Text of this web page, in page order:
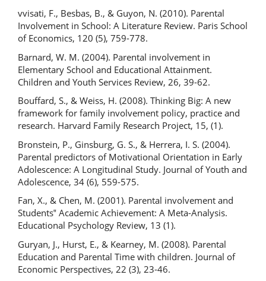
vvisati, F., Besbas, B., & Guyon, N. (2010). Parental
Involvement in School: A Literature Review. Paris School
of Economics, 120 (5), 759-778.
Barnard, W. M. (2004). Parental involvement in
Elementary School and Educational Attainment.
Children and Youth Services Review, 26, 39-62.
Bouffard, S., & Weiss, H. (2008). Thinking Big: A new
framework for family involvement policy, practice and
research. Harvard Family Research Project, 15, (1).
Bronstein, P., Ginsburg, G. S., & Herrera, I. S. (2004).
Parental predictors of Motivational Orientation in Early
Adolescence: A Longitudinal Study. Journal of Youth and
Adolescence, 34 (6), 559-575.
Fan, X., & Chen, M. (2001). Parental involvement and
Students‟ Academic Achievement: A Meta-Analysis.
Educational Psychology Review, 13 (1).
Guryan, J., Hurst, E., & Kearney, M. (2008). Parental
Education and Parental Time with children. Journal of
Economic Perspectives, 22 (3), 23-46.